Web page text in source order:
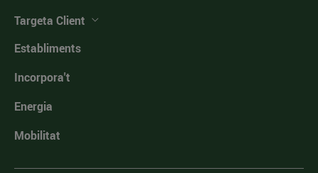
Targeta Client
Establiments
Incorpora't
Energia
Mobilitat